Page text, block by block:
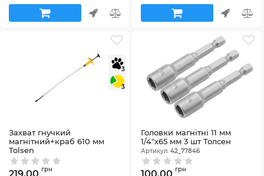
3
3
Захват гнучкий
магнітний+краб 610 мм
Tolsen
Артикул:66015
грн
Головки магнітні 11 мм
1/4"х65 мм 3 шт Толсен
Артикул: 42_77846
грн